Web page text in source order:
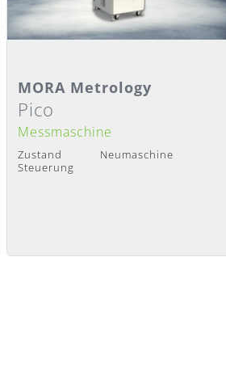
Detailansicht
Lieferzeit
MORA Metrology
Pico
Messmaschine
Zustand
Neumaschine
Steuerung